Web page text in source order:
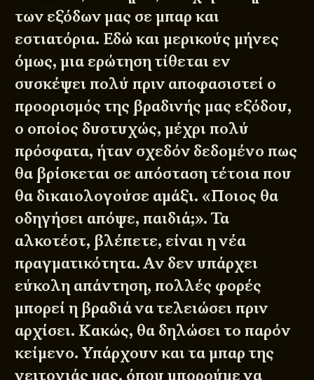
των εξόδων μας σε μπαρ και
εστιατόρια. Εδώ και μερικούς μήνες
όμως, μια ερώτηση τίθεται εν
συσκέψει πολύ πριν αποφασιστεί ο
προορισμός της βραδινής μας εξόδου,
ο οποίος δυστυχώς, μέχρι πολύ
πρόσφατα, ήταν σχεδόν δεδομένο πως
θα βρίσκεται σε απόσταση τέτοια που
θα δικαιολογούσε αμάξι. «Ποιος θα
οδηγήσει απόψε, παιδιά;». Τα
αλκοτέστ, βλέπετε, είναι η νέα
πραγματικότητα. Αν δεν υπάρχει
εύκολη απάντηση, πολλές φορές
μπορεί η βραδιά να τελειώσει πριν
αρχίσει. Κακώς, θα δηλώσει το παρόν
κείμενο. Υπάρχουν και τα μπαρ της
γειτονιάς μας, όπου μπορούμε να